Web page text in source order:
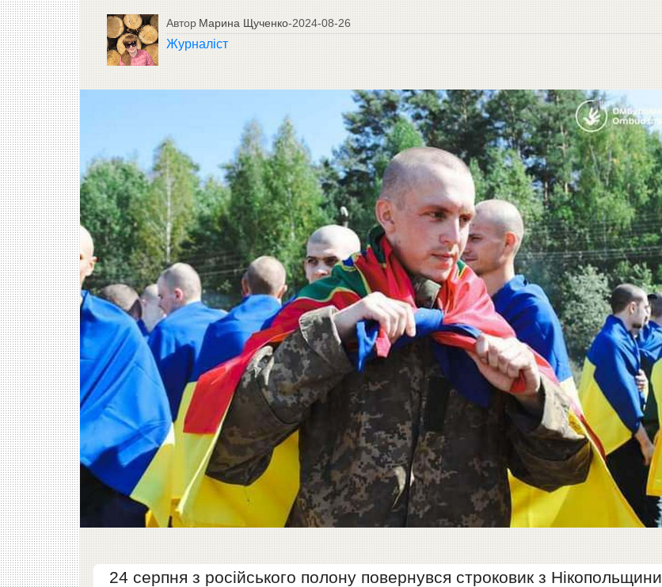
Автор Марина Щученко-2024-08-26
Журналіст
24 серпня з російського полону повернувся строковик з Нікопольщини